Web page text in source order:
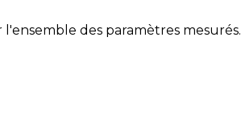
des paramètres mesurés.